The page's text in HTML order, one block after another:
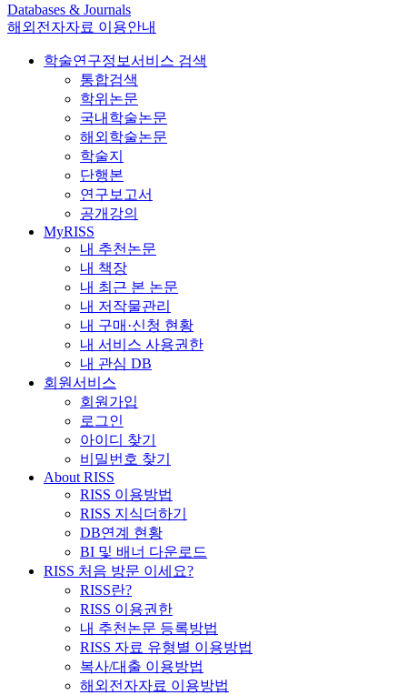
Databases & Journals
해외전자자료 이용안내
학술연구정보서비스 검색
통합검색
학위논문
국내학술논문
해외학술논문
학술지
단행본
연구보고서
공개강의
MyRISS
내 추천논문
내 책장
내 최근 본 논문
내 저작물관리
내 구매·신청 현황
내 서비스 사용권한
내 관심 DB
회원서비스
회원가입
로그인
아이디 찾기
비밀번호 찾기
About RISS
RISS 이용방법
RISS 지식더하기
DB연계 현황
BI 및 배너 다운로드
RISS 처음 방문 이세요?
RISS란?
RISS 이용권한
내 추천논문 등록방법
RISS 자료 유형별 이용방법
복사/대출 이용방법
해외전자자료 이용방법